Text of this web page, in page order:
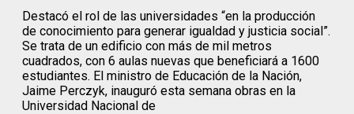
Destacó el rol de las universidades “en la producción
de conocimiento para generar igualdad y justicia social”.
Se trata de un edificio con más de mil metros
cuadrados, con 6 aulas nuevas que beneficiará a 1600
estudiantes. El ministro de Educación de la Nación,
Jaime Perczyk, inauguró esta semana obras en la
Universidad Nacional de